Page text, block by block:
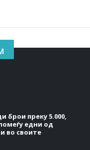
брои преку 5.000,
едни од
во своите